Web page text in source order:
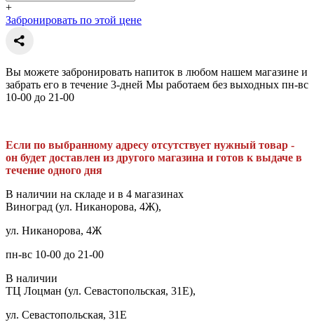
+
Забронировать по этой цене
Вы можете забронировать напиток в любом нашем магазине и
забрать его в течение 3-дней Мы работаем без выходных пн-вс
10-00 до 21-00
Если по выбранному адресу отсутствует нужный товар -
он будет доставлен из другого магазина и готов к выдаче в
течение одного дня
В наличии на складе и в 4 магазинах
Виноград (ул. Никанорова, 4Ж),
ул. Никанорова, 4Ж
пн-вс 10-00 до 21-00
В наличии
ТЦ Лоцман (ул. Севастопольская, 31Е),
ул. Севастопольская, 31Е